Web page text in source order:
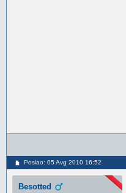
Poslao: 05 Avg 2010 16:52
Besotted